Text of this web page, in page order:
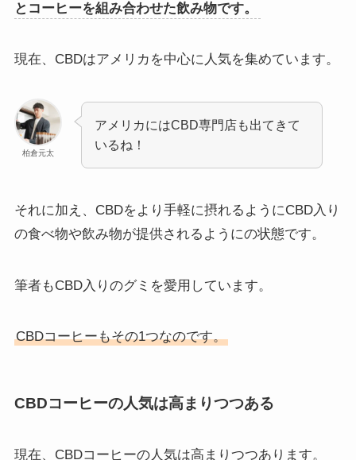
とコーヒーを組み合わせた飲み物です。
現在、CBDはアメリカを中心に人気を集めています。
柏倉元太
アメリカにはCBD専門店も出てきて
いるね！
それに加え、CBDをより手軽に摂れるようにCBD入り
の食べ物や飲み物が提供されるようにの状態です。
筆者もCBD入りのグミを愛用しています。
CBDコーヒーもその1つなのです。
CBDコーヒーの人気は高まりつつある
現在、CBDコーヒーの人気は高まりつつあります。